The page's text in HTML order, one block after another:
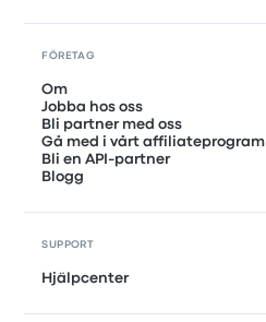
FÖRETAG
Om
Jobba hos oss
Bli partner med oss
Gå med i vårt affiliateprogram
Bli en API-partner
Blogg
SUPPORT
Hjälpcenter